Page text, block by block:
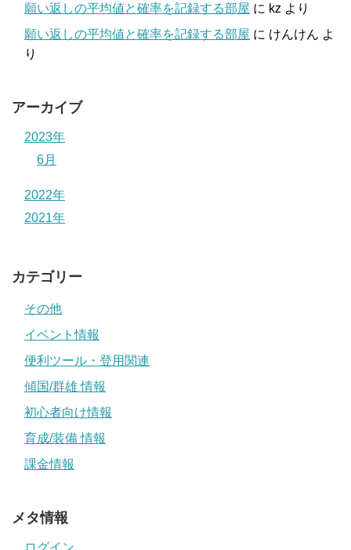
願い返しの平均値と確率を記録する部屋 に kz より
願い返しの平均値と確率を記録する部屋 に けんけん よ
り
アーカイブ
2023年
6月
2022年
2021年
カテゴリー
その他
イベント情報
便利ツール・登用関連
傾国/群雄 情報
初心者向け情報
育成/装備 情報
課金情報
メタ情報
ログイン